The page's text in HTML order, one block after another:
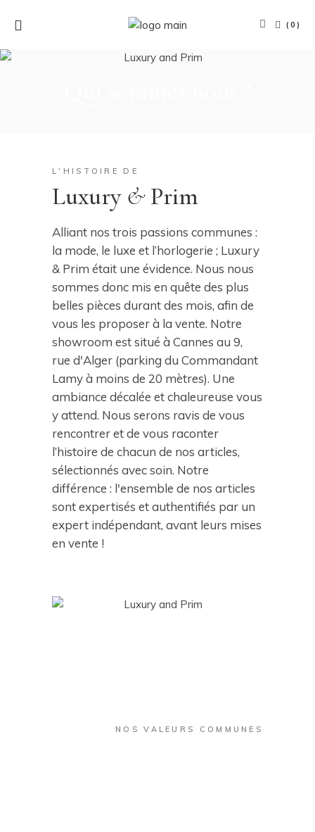
(0)
L'HISTOIRE DE
Luxury &Prim
Alliant nos trois passions communes :
la mode, le luxe et l’horlogerie ; Luxury
& Prim était une évidence. Nous nous
sommes donc mis en quête des plus
belles pièces durant des mois, afin de
vous les proposer à la vente. Notre
showroom est situé à Cannes au 9,
rue d'Alger (parking du Commandant
Lamy à moins de 20 mètres). Une
ambiance décalée et chaleureuse vous
y attend. Nous serons ravis de vous
rencontrer et de vous raconter
l’histoire de chacun de nos articles,
sélectionnés avec soin. Notre
différence : l'ensemble de nos articles
sont expertisés et authentifiés par un
expert indépendant, avant leurs mises
en vente !
NOS VALEURS COMMUNES